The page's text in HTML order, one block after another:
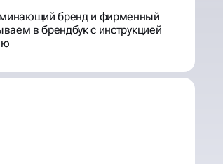
бренд и фирменный
в брендбук с инструкцией